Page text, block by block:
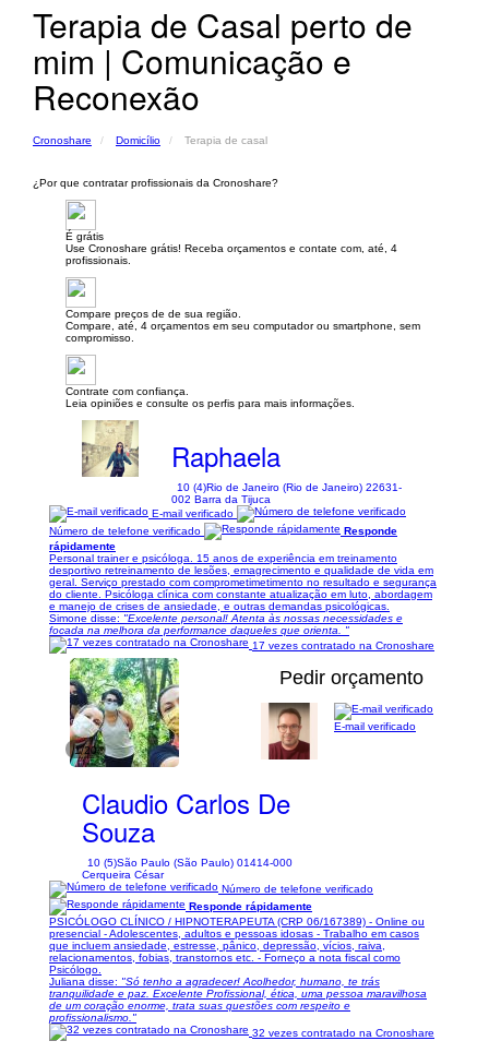
Terapia de Casal perto de
mim | Comunicação e
Reconexão
Cronoshare Domicílio Terapia de casal
¿Por que contratar profissionais da Cronoshare?
É grátis
Use Cronoshare grátis! Receba orçamentos e contate com, até, 4
profissionais.
Compare preços de de sua região.
Compare, até, 4 orçamentos em seu computador ou smartphone, sem
compromisso.
Contrate com confiança.
Leia opiniões e consulte os perfis para mais informações.
Raphaela
10 (4)Rio de Janeiro (Rio de Janeiro) 22631-
002 Barra da Tijuca
E-mail verificado
Número de telefone verificado
Responde
rápidamente
Personal trainer e psicóloga. 15 anos de experiência em treinamento
desportivo retreinamento de lesões, emagrecimento e qualidade de vida em
geral. Serviço prestado com comprometimetimento no resultado e segurança
do cliente. Psicóloga clínica com constante atualização em luto, abordagem
e manejo de crises de ansiedade, e outras demandas psicológicas.
Simone disse: "Excelente personal! Atenta às nossas necessidades e
focada na melhora da performance daqueles que orienta. "
17 vezes contratado na Cronoshare
1/20
Pedir orçamento
Claudio Carlos De
Souza
10 (5)São Paulo (São Paulo) 01414-000
Cerqueira César
E-mail verificado
Número de telefone verificado
Responde rápidamente
PSICÓLOGO CLÍNICO / HIPNOTERAPEUTA (CRP 06/167389) - Online ou
presencial - Adolescentes, adultos e pessoas idosas - Trabalho em casos
que incluem ansiedade, estresse, pânico, depressão, vícios, raiva,
relacionamentos, fobias, transtornos etc. - Forneço a nota fiscal como
Psicólogo.
Juliana disse: "Só tenho a agradecer! Acolhedor, humano, te trás
tranquilidade e paz. Excelente Profissional, ética, uma pessoa maravilhosa
de um coração enorme, trata suas questões com respeito e
profissionalismo."
32 vezes contratado na Cronoshare